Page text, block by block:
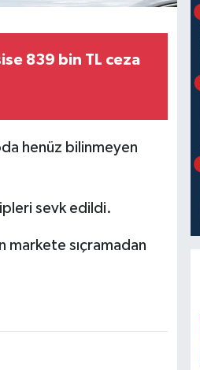
839 bin TL ceza
henüz bilinmeyen
sevk edildi.
markete sıçramadan